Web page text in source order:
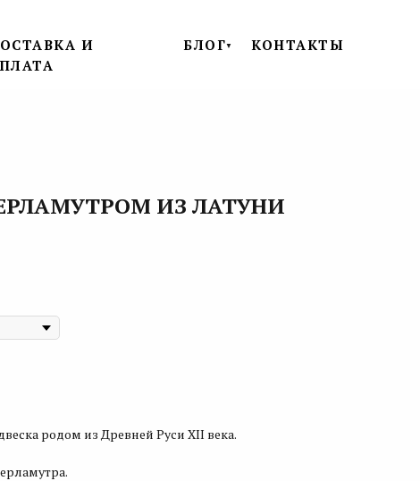
БЛОГ
И
КОНТАКТЫ
▼
ИЗ ЛАТУНИ
родом из Древней Руси XII века.